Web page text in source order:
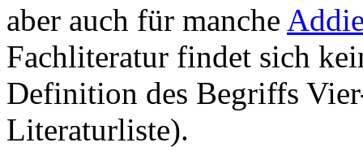
aber auch für manche
Fachliteratur findet sich
Definition des Begriffs
Literaturliste).